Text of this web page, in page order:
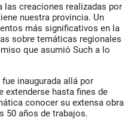
las creaciones realizadas por
nuestra provincia. Un
más significativos en la
sobre temáticas regionales
que asumió Such a lo
inaugurada allá por
extenderse hasta fines de
conocer su extensa obra
50 años de trabajos.